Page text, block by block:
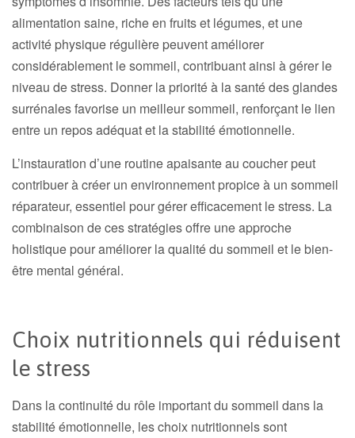
alimentation saine, riche en fruits et légumes, et une
activité physique régulière peuvent améliorer
considérablement le sommeil, contribuant ainsi à gérer le
niveau de stress. Donner la priorité à la santé des glandes
surrénales favorise un meilleur sommeil, renforçant le lien
entre un repos adéquat et la stabilité émotionnelle.
L’instauration d’une routine apaisante au coucher peut
contribuer à créer un environnement propice à un sommeil
réparateur, essentiel pour gérer efficacement le stress. La
combinaison de ces stratégies offre une approche
holistique pour améliorer la qualité du sommeil et le bien-
être mental général.
Choix nutritionnels qui réduisent
le stress
Dans la continuité du rôle important du sommeil dans la
stabilité émotionnelle, les choix nutritionnels sont